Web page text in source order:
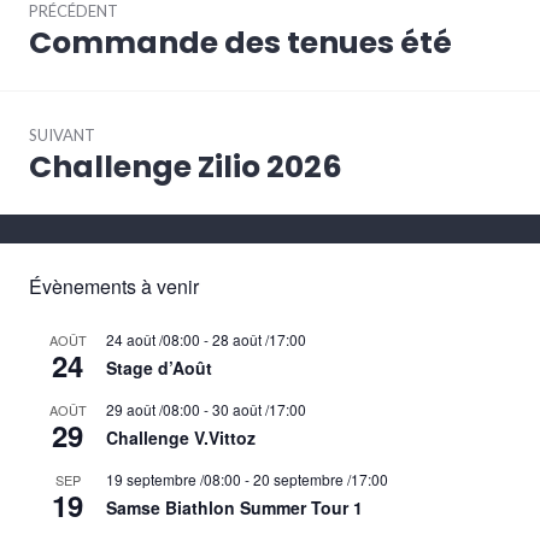
dePRÉCÉDENT
Article
Commande des tenues été
SUIVANT
Article
Challenge Zilio 2026
Évènements à venir
AOÛT
24
24 août /08:00 -28 août /17:00
Stage d’Août
AOÛT
29
29 août /08:00 -30 août /17:00
Challenge V.Vittoz
SEP
19
19 septembre /08:00 -20 septembre /17:00
Samse Biathlon Summer Tour 1